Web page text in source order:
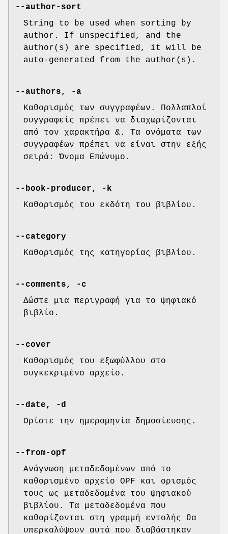
--author-sort
String to be used when sorting by
author. If unspecified, and the
author(s) are specified, it will be
auto-generated from the author(s).
--authors, -a
Καθορισμός των συγγραφέων. Πολλαπλοί
συγγραφείς πρέπει να διαχωρίζονται
από τον χαρακτήρα &. Τα ονόματα των
συγγραφέων πρέπει να είναι στην εξής
σειρά: Όνομα Επώνυμο.
--book-producer, -k
Καθορισμός του εκδότη του βιβλίου.
--category
Καθορισμός της κατηγορίας βιβλίου.
--comments, -c
Δώστε μια περιγραφή για το ψηφιακό
βιβλίο.
--cover
Καθορισμός του εξωφύλλου στο
συγκεκριμένο αρχείο.
--date, -d
Ορίστε την ημερομηνία δημοσίευσης.
--from-opf
Ανάγνωση μεταδεδομένων από το
καθορισμένο αρχείο OPF και ορισμός
τους ως μεταδεδομένα του ψηφιακού
βιβλίου. Τα μεταδεδομένα που
καθορίζονται στη γραμμή εντολής θα
υπερκαλύψουν αυτά που διαβάστηκαν